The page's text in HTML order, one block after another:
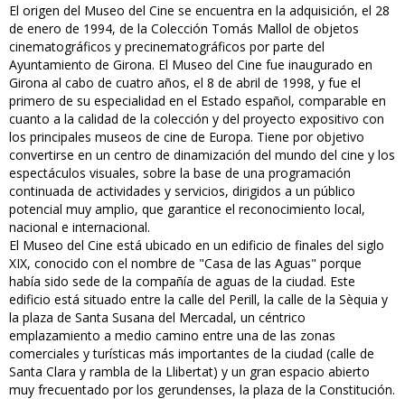
El origen del Museo del Cine se encuentra en la adquisición, el 28
de enero de 1994, de la Colección Tomás Mallol de objetos
cinematográficos y precinematográficos por parte del
Ayuntamiento de Girona. El Museo del Cine fue inaugurado en
Girona al cabo de cuatro años, el 8 de abril de 1998, y fue el
primero de su especialidad en el Estado español, comparable en
cuanto a la calidad de la colección y del proyecto expositivo con
los principales museos de cine de Europa. Tiene por objetivo
convertirse en un centro de dinamización del mundo del cine y los
espectáculos visuales, sobre la base de una programación
continuada de actividades y servicios, dirigidos a un público
potencial muy amplio, que garantice el reconocimiento local,
nacional e internacional.
El Museo del Cine está ubicado en un edificio de finales del siglo
XIX, conocido con el nombre de "Casa de las Aguas" porque
había sido sede de la compañía de aguas de la ciudad. Este
edificio está situado entre la calle del Perill, la calle de la Sèquia y
la plaza de Santa Susana del Mercadal, un céntrico
emplazamiento a medio camino entre una de las zonas
comerciales y turísticas más importantes de la ciudad (calle de
Santa Clara y rambla de la Llibertat) y un gran espacio abierto
muy frecuentado por los gerundenses, la plaza de la Constitución.